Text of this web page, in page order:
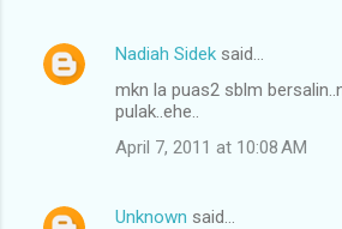
Nadiah Sidek said…
mkn la puas2 sblm
pulak..ehe..
April 7, 2011 at 10:08 AM
Unknown said…